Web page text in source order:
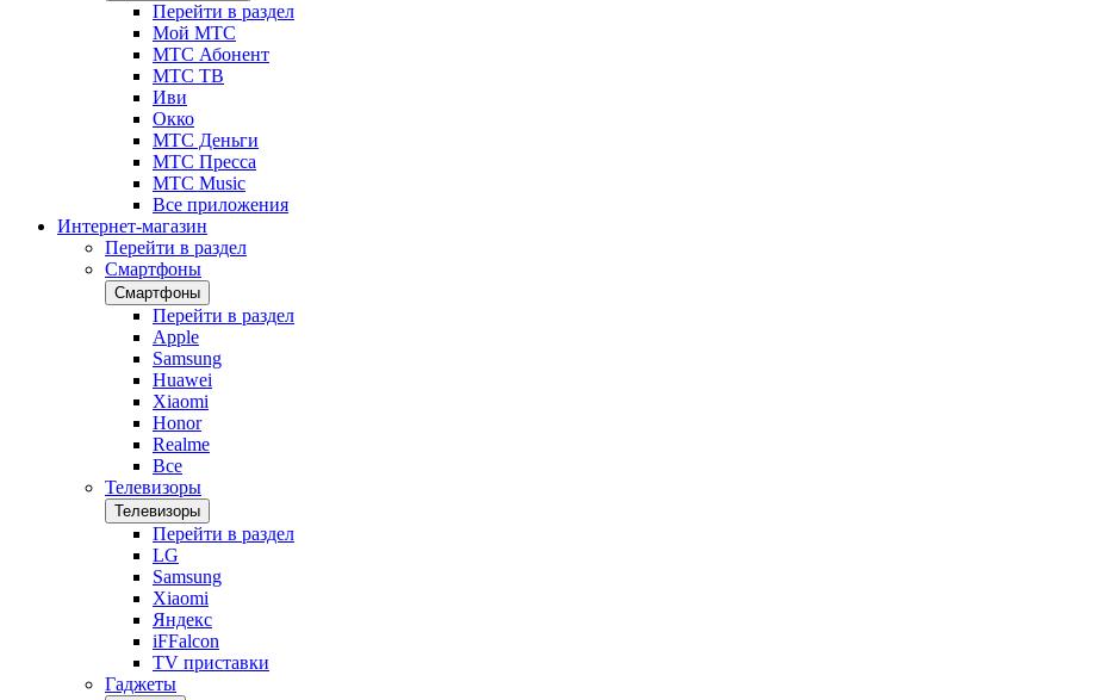
Перейти в раздел
Мой МТС
МТС Абонент
МТС ТВ
Иви
Окко
МТС Деньги
МТС Пресса
МТС Music
Все приложения
Интернет-магазин
Перейти в раздел
Смартфоны
Смартфоны
Перейти в раздел
Apple
Samsung
Huawei
Xiaomi
Honor
Realme
Все
Телевизоры
Телевизоры
Перейти в раздел
LG
Samsung
Xiaomi
Яндекс
iFFalcon
TV приставки
Гаджеты